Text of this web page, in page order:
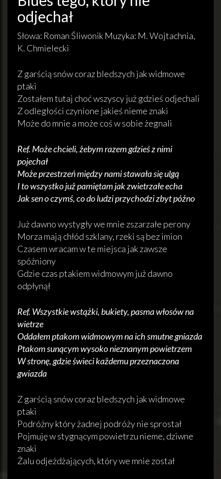
odjechał
Słowa: Roman Śliwonik Muzyka: M. Wojtachnia,
K. Chmielecki
Z garścią snów coraz bledszych jak widmowe
ptaki
Zostałem tutaj choć wszyscy już gdzieś odjechali
Z odległości czynione jakieś nieme znaki
Może do mnie a może coś w sobie żegnali
Ref. Może chcieli, żebym razem gdzieś z nimi
pojechał
Może przestrzeń między nami stawała się ulgą
I to wszystko już pamiętam jak zwietrzałe echa
Jak sen o czymś, co do ludzi przychodzi zbyt późno
Już dawno wystygły we mnie zszarzałe perony
Morza mają chłód szklany, rzeki są bez imion
Czasem wracam w te miejsca jak zawsze
spóźniony
Gdzie czas ptakiem widmowym już dawno
odpłynął
Ref. Wszystkie wstążki, bukiety, pasma włosów na
wietrze
Oddałem ptakom widmowym na ich smutne gniazda
Ptakom sunącym wysoko nieznanym powietrzem
W stronę, gdzie świeci każdemu przeznaczona
gwiazda
Z garścią snów coraz bledszych jak widmowe
ptaki
Podróżny który żadnej podróży nie sprostał
Pojmuję w stygnącym powietrzu nieme, dziwne
znaki
Żalu odjeżdżających, który we mnie został